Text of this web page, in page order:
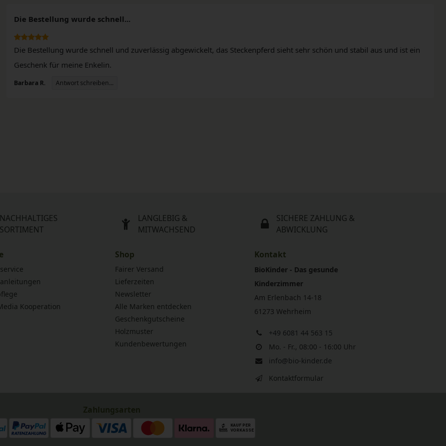
Die Bestellung wurde schnell...
Die Bestellung wurde schnell und zuverlässig abgewickelt, das Steckenpferd sieht sehr schön und stabil aus und ist ein
Geschenk für meine Enkelin.
Barbara R. Antwort schreiben...
NACHHALTIGES
SORTIMENT
LANGLEBIG &
MITWACHSEND
SICHERE ZAHLUNG &
ABWICKLUNG
Kooperation
Shop
Fairer Versand
Lieferzeiten
Newsletter
Alle Marken entdecken
Geschenkgutscheine
Holzmuster
Kundenbewertungen
Kontakt
BioKinder - Das gesunde
Kinderzimmer
Am Erlenbach 14-18
61273 Wehrheim
+49 6081 44 563 15
Mo. - Fr., 08:00 - 16:00 Uhr
info@bio-kinder.de
Kontaktformular
Zahlungsarten